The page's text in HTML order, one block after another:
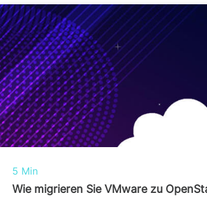
5 Min
Wie migrieren Sie VMware zu